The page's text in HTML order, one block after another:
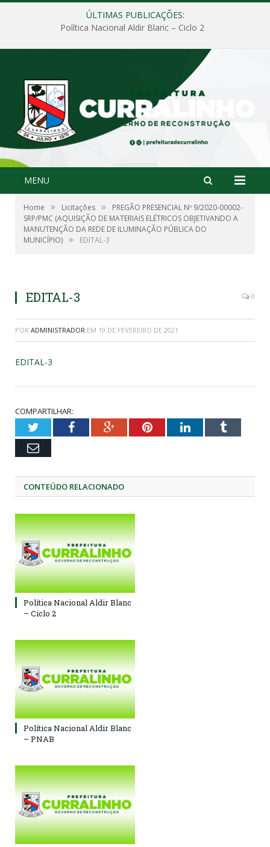
ÚLTIMAS PUBLICAÇÕES:
Política Nacional Aldir Blanc – Ciclo 2
MENU
Home » Licitações »
PREGÃO PRESENCIAL Nº 9/2020-00002-
SRP/PMC (AQUISIÇÃO DE MATERIAIS ELÉTRICOS OBJETIVANDO A
MANUTENÇÃO DA REDE DE ILUMINAÇÃO PÚBLICA DO
MUNICÍPIO) » EDITAL-3
EDITAL-3 0
POR ADMINISTRADOR EM 19 DE FEVEREIRO DE 2021
EDITAL-3
COMPARTILHAR:
TwitterFacebookGoogle+PinterestLinkedInTumblr
Email
CONTEÚDO RELACIONADO
Política Nacional Aldir Blanc
– Ciclo 2
Política Nacional Aldir Blanc
– PNAB